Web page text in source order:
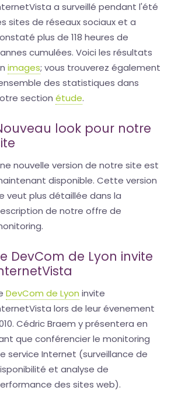
a surveillé pendant l'été
sites de réseaux sociaux et a
plus de 118 heures de
cumulées. Voici les résultats
images; vous trouverez également
des statistiques dans
section étude.
look pour notre
nouvelle version de notre site est
disponible. Cette version
veut plus détaillée dans la
de notre offre de
DevCom de Lyon invite
DevCom de Lyon invite
lors de leur évenement
Cédric Braem y présentera en
que conférencier le monitoring
service Internet (surveillance de
et analyse de
des sites web).